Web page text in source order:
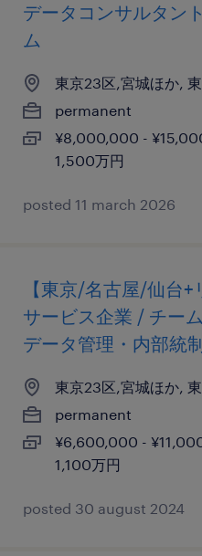
データコンサルタン
ム
東京23区,宮城ほか,
permanent
¥8,000,000 -
1,500万円
posted 11 march 2026
【東京/名古屋/仙台
サービス企業 / チ
データ管理・内部統
東京23区,宮城ほか,
permanent
¥6,600,000 -
1,100万円
posted 30 august 2024